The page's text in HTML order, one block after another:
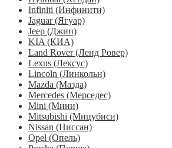
Infiniti (Инфинити)
Jaguar (Ягуар)
Jeep (Джип)
KIA (КИА)
Land Rover (Ленд Ровер)
Lexus (Лексус)
Lincoln (Линкольн)
Mazda (Мазда)
Mercedes (Мерседес)
Mini (Мини)
Mitsubishi (Мицубиси)
Nissan (Ниссан)
Opel (Опель)